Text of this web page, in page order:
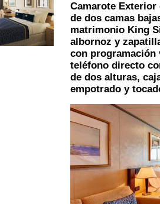
Camarote
de dos camas
matrimonio King
albornoz y
con
teléfono directo
de dos alturas,
empotrado y